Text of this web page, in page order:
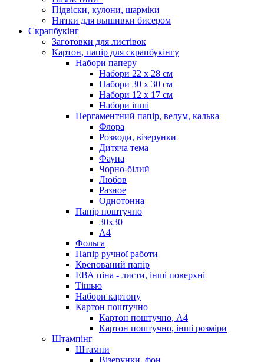
Підвіски, кулони, шарміки
Нитки для вышивки бисером
Скрапбукінг
Заготовки для листівок
Картон, папір для скрапбукінгу
Набори паперу
Набори 22 х 28 см
Набори 30 х 30 см
Набори 12 х 17 см
Набори інші
Пергаментний папір, велум, калька
Флора
Розводи, візерунки
Дитяча тема
Фауна
Чорно-білий
Любов
Разное
Однотонна
Папір поштучно
30х30
А4
Фольга
Папір ручної работи
Крепований папір
ЕВА піна - листи, інші поверхні
Тішью
Набори картону
Картон поштучно
Картон поштучно, А4
Картон поштучно, інші розміри
Штампінг
Штампи
Візерунки, фон